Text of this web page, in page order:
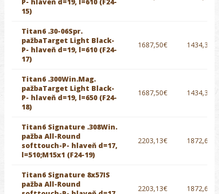
15)
Titan6 .30-06Spr.
pažbaTarget Light Black-
P- hlaveň d=19, l=610 (F24-
17)
1687,50€ 1434,38€
Titan6 .300Win.Mag.
pažbaTarget Light Black-
P- hlaveň d=19, l=650 (F24-
18)
1687,50€ 1434,38€
Titan6 Signature .308Win.
pažba All-Round
softtouch-P- hlaveň d=17,
l=510;M15x1 (F24-19)
2203,13€ 1872,66€
Titan6 Signature 8x57IS
pažba All-Round
2203,13€ 1872,66€